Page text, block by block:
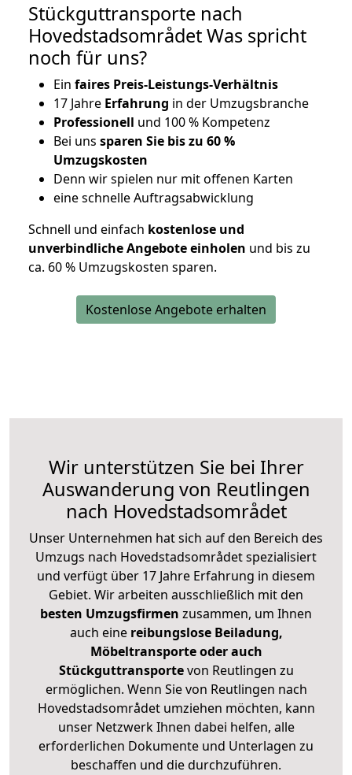
Stückguttransporte nach
Hovedstadsområdet Was spricht
noch für uns?
Ein faires Preis-Leistungs-Verhältnis
17 Jahre Erfahrung in der Umzugsbranche
Professionell und 100 % Kompetenz
Bei uns sparen Sie bis zu 60 %
Umzugskosten
Denn wir spielen nur mit offenen Karten
eine schnelle Auftragsabwicklung
Schnell und einfach kostenlose und
unverbindliche Angebote einholen und bis zu
ca. 60 % Umzugskosten sparen.
Kostenlose Angebote erhalten
Wir unterstützen Sie bei Ihrer
Auswanderung von Reutlingen
nach Hovedstadsområdet
Unser Unternehmen hat sich auf den Bereich des
Umzugs nach Hovedstadsområdet spezialisiert
und verfügt über 17 Jahre Erfahrung in diesem
Gebiet. Wir arbeiten ausschließlich mit den
besten Umzugsfirmen zusammen, um Ihnen
auch eine reibungslose Beiladung,
Möbeltransporte oder auch
Stückguttransportevon Reutlingen zu
ermöglichen. Wenn Sie von Reutlingen nach
Hovedstadsområdet umziehen möchten, kann
unser Netzwerk Ihnen dabei helfen, alle
erforderlichen Dokumente und Unterlagen zu
beschaffen und die durchzuführen.